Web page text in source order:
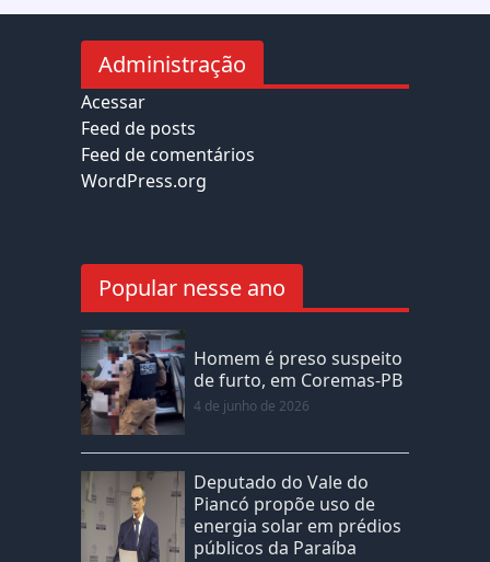
Administração
Acessar
Feed de posts
Feed de comentários
WordPress.org
Popular nesse ano
Homem é preso suspeito
de furto, em Coremas-PB
4 de junho de 2026
Deputado do Vale do
Piancó propõe uso de
energia solar em prédios
públicos da Paraíba